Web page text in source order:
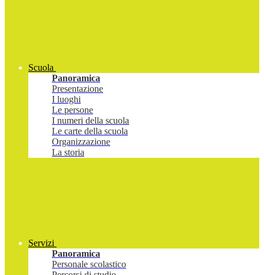
Scuola
Panoramica
Presentazione
I luoghi
Le persone
I numeri della scuola
Le carte della scuola
Organizzazione
La storia
Servizi
Panoramica
Personale scolastico